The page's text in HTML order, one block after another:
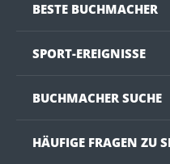
BESTE BUCHMACHER
SPORT-EREIGNISSE
BUCHMACHER SUCHE
HÄUFIGE FRAGEN ZU